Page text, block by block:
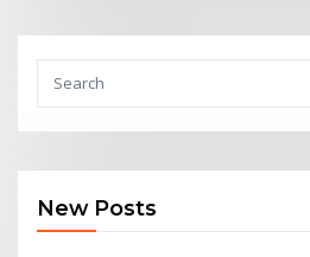
New Posts